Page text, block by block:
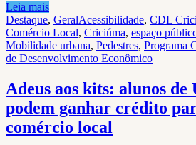
Leia mais
Destaque, GeralAcessibilidade, CDL
Comércio Local, Criciúma, espaço
Mobilidade urbana, Pedestres, Programa
de Desenvolvimento Econômico
Adeus aos kits: alunos de
podem ganhar crédito
comércio local